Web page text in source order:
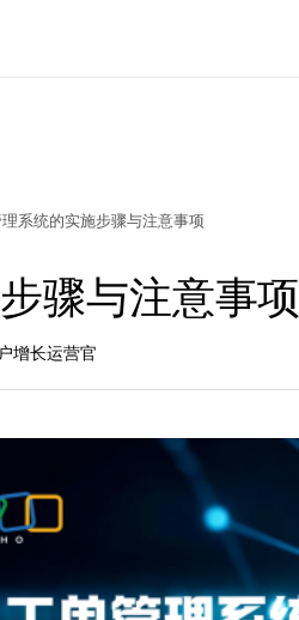
系统的实施步骤与注意事项
骤与注意事项
增长运营官